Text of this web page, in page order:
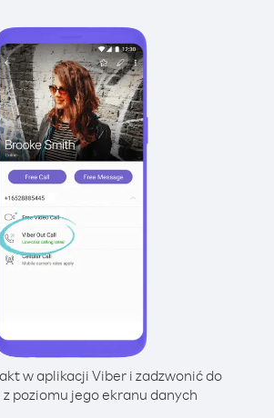
w aplikacji Viber i zadzwonić do
poziomu jego ekranu danych